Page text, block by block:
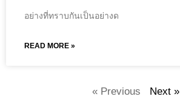
อย่างที่ทราบกันเป็นอย่างด
READ MORE »
« Previous Next »